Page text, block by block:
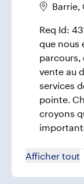
Barrie,
Req Id:
que nous
parcours,
vente au
services
pointe.
croyons
Afficher tout